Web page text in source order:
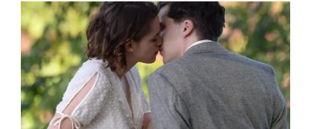
KARŠTINĖ“
KELIAS
Į
EKRANUS
TRUKO
20
METŲ